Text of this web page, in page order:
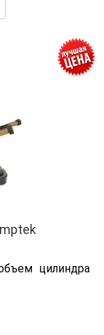
цилиндра